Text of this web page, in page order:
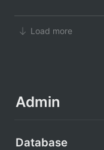
Load more
Admin
Database